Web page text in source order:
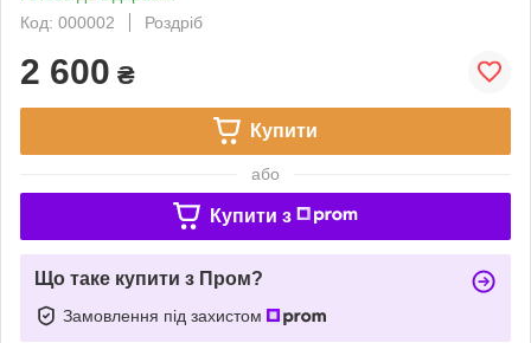
Код: 000002
Роздріб
2 600 ₴
Купити
або
Купити з
Що таке купити з Пром?
Замовлення під захистом